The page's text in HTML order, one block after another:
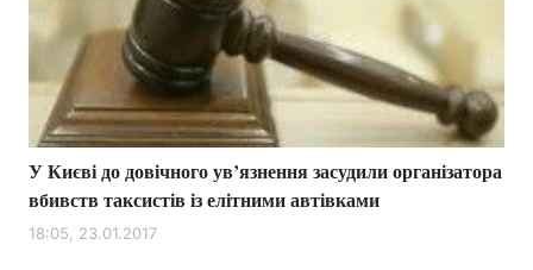
У Києві до довічного ув’язнення засудили організатора
вбивств таксистів із елітними автівками
18:05, 23.01.2017